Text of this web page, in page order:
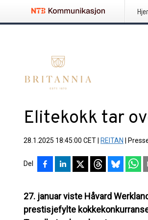
Elitekokk tar
28.1.2025 18:45:00 CET REITAN
Del
27. januar viste Håvard
prestisjefylte